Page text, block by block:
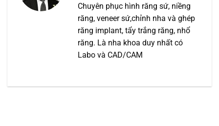
Chuyên phục hình răng sứ, niềng
răng, veneer sứ,chỉnh nha và ghép
răng implant, tẩy trắng răng, nhổ
răng. Là nha khoa duy nhất có
Labo và CAD/CAM